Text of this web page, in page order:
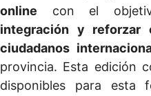
online con el
integración y reforzar
ciudadanos
provincia. Esta edición
disponibles para esta